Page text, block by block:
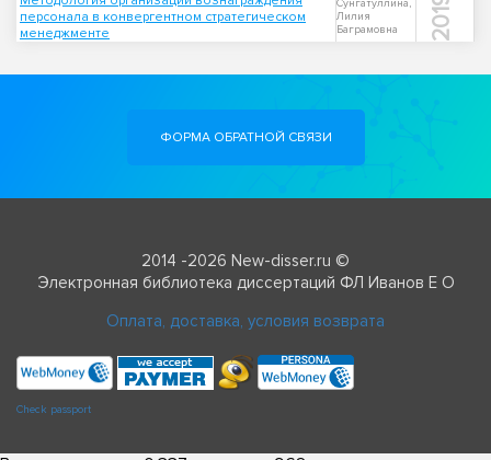
персонала в конвергентном стратегическом
менеджменте
Сунгатуллина,
Лилия
Баграмовна
2019
ФОРМА ОБРАТНОЙ СВЯЗИ
2014 -2026 New-disser.ru ©
Электронная библиотека диссертаций ФЛ Иванов Е О
Оплата, доставка, условия возврата
Check passport